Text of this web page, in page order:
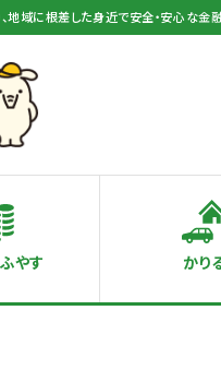
域に根差した身近で安全・安心な金融
やす かり